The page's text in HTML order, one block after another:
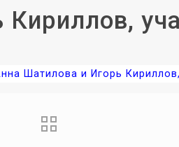
Шатилова и Игорь